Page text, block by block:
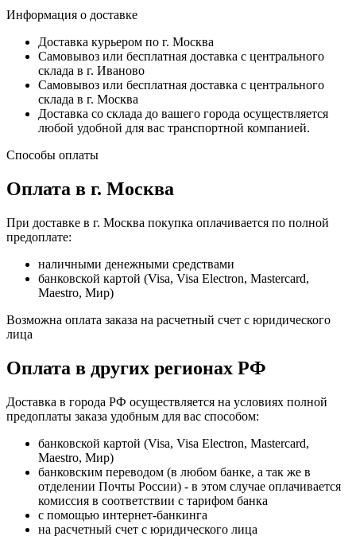
Информация о доставке
Доставка курьером по г. Москва
Самовывоз или бесплатная доставка с центрального
склада в г. Иваново
Самовывоз или бесплатная доставка с центрального
склада в г. Москва
Доставка со склада до вашего города осуществляется
любой удобной для вас транспортной компанией.
Способы оплаты
Оплата в г. Москва
При доставке в г. Москва покупка оплачивается по полной
предоплате:
наличными денежными средствами
банковской картой (Visa, Visa Electron, Mastercard,
Maestro, Мир)
Возможна оплата заказа на расчетный счет с юридического
лица
Оплата в других регионах РФ
Доставка в города РФ осуществляется на условиях полной
предоплаты заказа удобным для вас способом:
банковской картой (Visa, Visa Electron, Mastercard,
Maestro, Мир)
банковским переводом (в любом банке, а так же в
отделении Почты России) - в этом случае оплачивается
комиссия в соответствии с тарифом банка
с помощью интернет-банкинга
на расчетный счет с юридического лица